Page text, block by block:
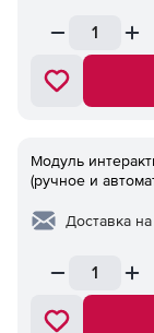
Модуль
(ручное и
Доставка